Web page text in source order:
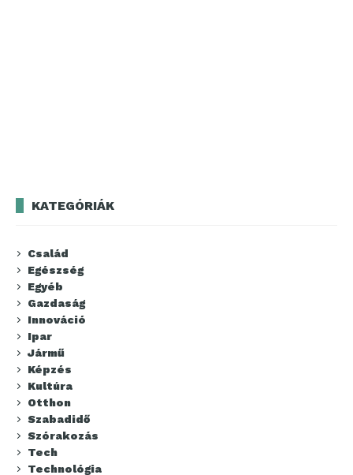
KATEGÓRIÁK
Család
Egészség
Egyéb
Gazdaság
Innováció
Ipar
Jármű
Képzés
Kultúra
Otthon
Szabadidő
Szórakozás
Tech
Technológia